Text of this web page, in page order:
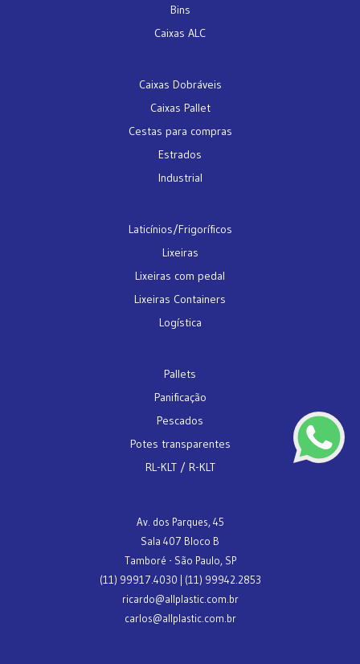
Bins
Caixas ALC
Caixas Dobráveis
Caixas Pallet
Cestas para compras
Estrados
Industrial
Laticínios/Frigoríficos
Lixeiras
Lixeiras com pedal
Lixeiras Containers
Logística
Pallets
Panificação
Pescados
Potes transparentes
RL-KLT / R-KLT
Av. dos Parques, 45
Sala 407 Bloco B
Tamboré - São Paulo, SP
(11) 99917.4030 | (11) 99942.2853
ricardo@allplastic.com.br
carlos@allplastic.com.br